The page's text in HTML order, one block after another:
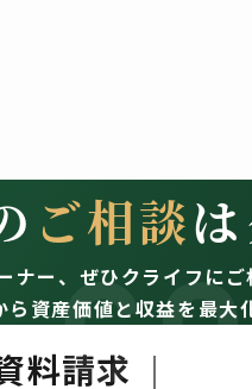
ご相談
ー、 ぜひクライフにご
資産価値と収益を最大
料請求